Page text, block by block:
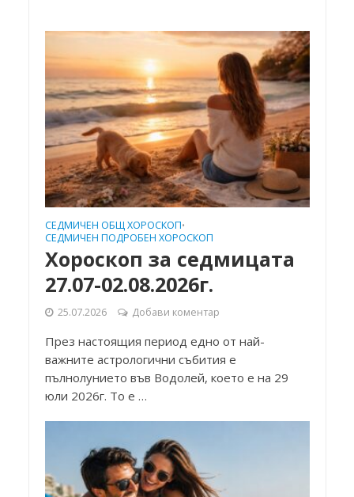
СЕДМИЧЕН ОБЩ ХОРОСКОП•
СЕДМИЧЕН ПОДРОБЕН ХОРОСКОП
Хороскоп за седмицата
27.07-02.08.2026г.
25.07.2026 Добави коментар
През настоящия период едно от най-
важните астрологични събития е
пълнолунието във Водолей, което е на 29
юли 2026г. То е …